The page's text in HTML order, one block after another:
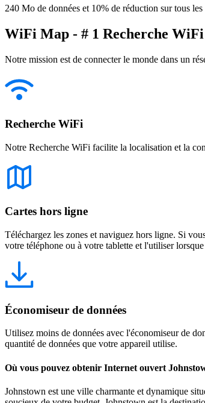
240 Mo de données et 10% de réduction sur tous
WiFi Map - # 1 Recherche WiFi
Notre mission est de connecter le monde dans un
Recherche WiFi
Notre Recherche WiFi facilite la localisation et la
Cartes hors ligne
Téléchargez les zones et naviguez hors ligne. Si
votre téléphone ou à votre tablette et l'utiliser
Économiseur de données
Utilisez moins de données avec l'économiseur de
quantité de données que votre appareil utilise.
Où vous pouvez obtenir Internet ouvert
Johnstown est une ville charmante et dynamique